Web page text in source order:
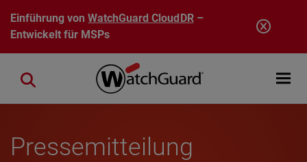
Direkt zum Inhalt
Einführung vonWatchGuard CloudDR–
Entwickelt für MSPs
Open
Close search
Pressemitteilung